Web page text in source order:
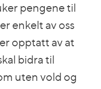
pengene til
enkelt av oss
opptatt av at
bidra til
uten vold og